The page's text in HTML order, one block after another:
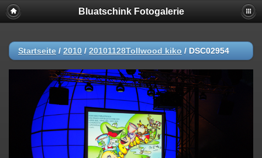
Bluatschink Fotogalerie
Startseite / 2010 / 20101128Tollwood kiko / DSC02954